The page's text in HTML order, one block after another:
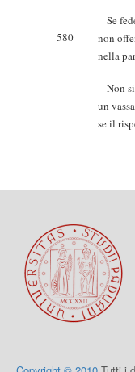
Se
580
non
nella
Non
un
se il